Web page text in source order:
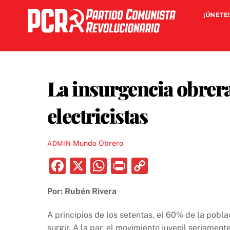
content
¡ÚNETE!
La insurgencia
electricistas
ADMIN Mundo Obrero
F
c
e
X
W
at
s
P
y
Por: Rubén Rivera
A principios de los setentas, el 60% de la
surgir. A la par, el movimiento juvenil